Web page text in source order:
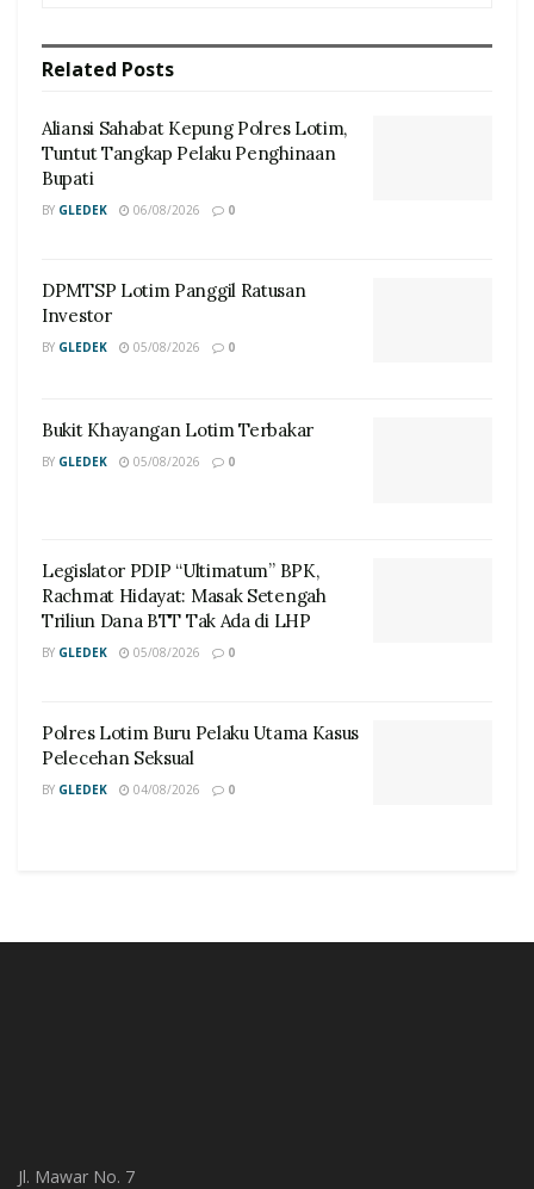
Related Posts
Aliansi Sahabat Kepung Polres Lotim,
Tuntut Tangkap Pelaku Penghinaan
Bupati
BY GLEDEK 06/08/2026 0
DPMTSP Lotim Panggil Ratusan
Investor
BY GLEDEK 05/08/2026 0
Bukit Khayangan Lotim Terbakar
BY GLEDEK 05/08/2026 0
Legislator PDIP “Ultimatum” BPK,
Rachmat Hidayat: Masak Setengah
Triliun Dana BTT Tak Ada di LHP
BY GLEDEK 05/08/2026 0
Polres Lotim Buru Pelaku Utama Kasus
Pelecehan Seksual
BY GLEDEK 04/08/2026 0
Jl. Mawar No. 7